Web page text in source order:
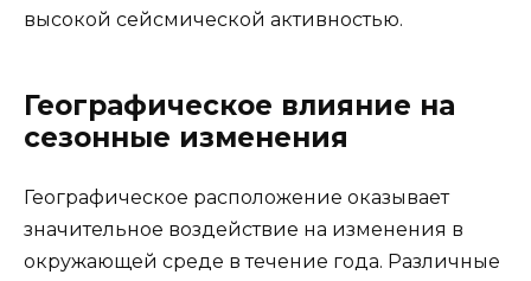
высокой сейсмической активностью.
Географическое влияние на
сезонные изменения
Географическое расположение оказывает
значительное воздействие на изменения в
окружающей среде в течение года. Различные